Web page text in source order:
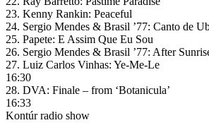
23. Kenny Rankin: Peaceful
24. Sergio Mendes & Brasil ’77: Canto de
25. Papete: E Assim Que Eu Sou
26. Sergio Mendes & Brasil ’77: After
27. Luiz Carlos Vinhas: Ye-Me-Le
16:30
28. DVA: Finale – from ‘Botanicula’
16:33
Kontúr radio show